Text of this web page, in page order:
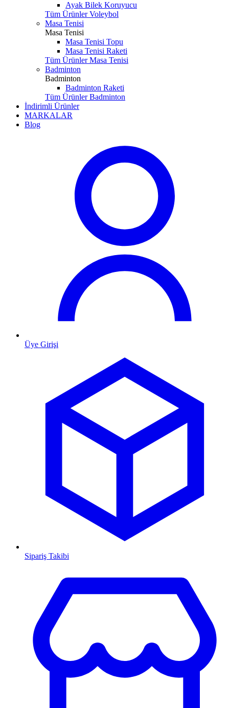
Ayak Bilek Koruyucu
Tüm Ürünler Voleybol
Masa Tenisi
Masa Tenisi
Masa Tenisi Topu
Masa Tenisi Raketi
Tüm Ürünler Masa Tenisi
Badminton
Badminton
Badminton Raketi
Tüm Ürünler Badminton
İndirimli Ürünler
MARKALAR
Blog
Üye Girişi
Sipariş Takibi